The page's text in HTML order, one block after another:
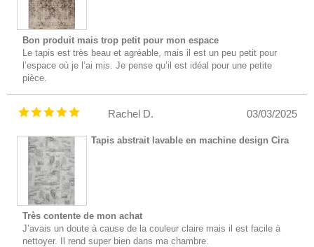
Bon produit mais trop petit pour mon espace
Le tapis est très beau et agréable, mais il est un peu petit pour
l’espace où je l’ai mis. Je pense qu’il est idéal pour une petite
pièce.
03/03/2025
Rachel D.
Tapis abstrait lavable en machine design Cira
Très contente de mon achat
J’avais un doute à cause de la couleur claire mais il est facile à
nettoyer. Il rend super bien dans ma chambre.